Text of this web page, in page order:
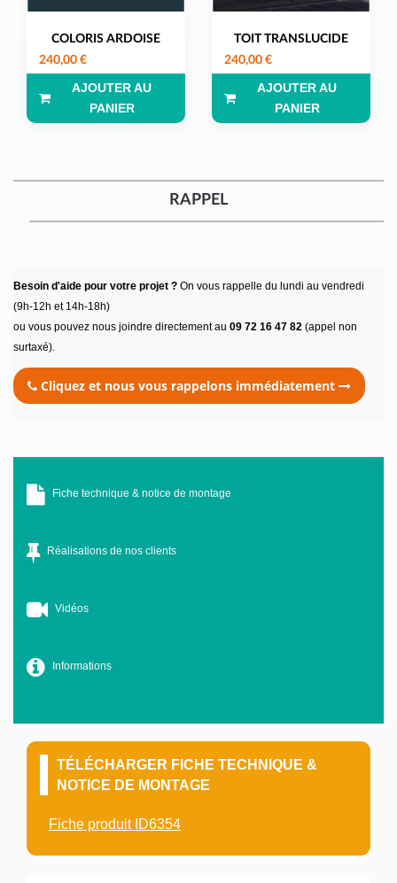
COLORIS ARDOISE
240,00 €
AJOUTER AU
PANIER
TOIT TRANSLUCIDE
240,00 €
AJOUTER AU
PANIER
RAPPEL
Besoin d'aide pour votre projet ? On vous rappelle du lundi au vendredi
(9h-12h et 14h-18h)
ou vous pouvez nous joindre directement au 09 72 16 47 82 (appel non
surtaxé).
Cliquez et nous vous rappelons immédiatement
Fiche technique & notice de montage
Réalisations de nos clients
Vidéos
Informations
TÉLÉCHARGER FICHE TECHNIQUE &
NOTICE DE MONTAGE
Fiche produit ID6354